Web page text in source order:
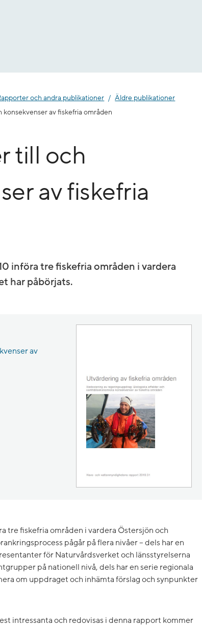
och andra publikationer
Äldre publikationer
av fiskefria områden
till och
av fiskefria
införa tre fiskefria områden i vardera
har påbörjats.
av
tre fiskefria områden i vardera Östersjön och
pågår på flera nivåer – dels har en
för Naturvårdsverket och länsstyrelserna
på nationell nivå, dels har en serie regionala
om uppdraget och inhämta förslag och synpunkter
intressanta och redovisas i denna rapport kommer